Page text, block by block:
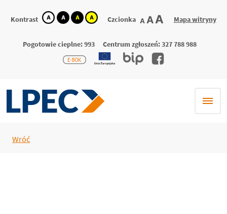
Kontrast kontrast
domyślny
kontrast
biały
czarnym
kontrast
czarny
żółtym
kontrast
żółty
czarnym
Czcionka A
domyślna
A
większa
czcionka
A
największa
czcionkaMapa witryny
Pogotowie cieplne: 993 Centrum zgłoszeń: 327 788 988
Wróć